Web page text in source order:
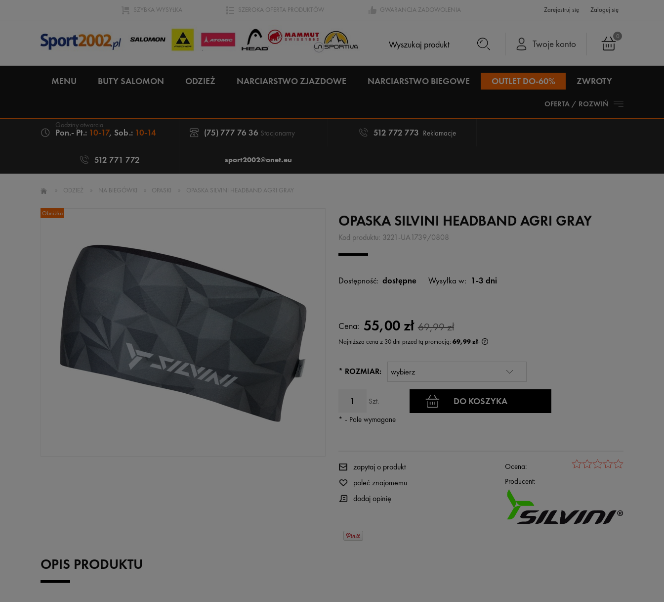
SZYBKA WYSYŁKA SZEROKA OFERTA PRODUKTÓW GWARANCJA ZADOWOLENIA Zarejestruj się Zaloguj się
0
Twoje konto
MENU BUTY SALOMON ODZIEŻ NARCIARSTWO ZJAZDOWE NARCIARSTWO BIEGOWE OUTLET DO-60% ZWROTY
OFERTA / ROZWIŃ
Pon.- Pt.: 10-17, Sob.: 10-14 (75) 777 76 36 Stacjonarny 512 772 773 Reklamacje
512 771 772 sport2002@onet.eu
» ODZIEŻ » NA BIEGÓWKI » OPASKI » OPASKA SILVINI HEADBAND AGRI GRAY
Obniżka OPASKA SILVINI HEADBAND AGRI GRAY
Kod produktu: 3221-UA1739/0808
Dostępność: dostępne Wysyłka w: 1-3 dni
Cena: 55,00 zł 69,99 zł
Najniższa cena z 30 dni przed tą promocją:69,99 zł
wyświetlana jest najniższa cena od momentu,
* ROZMIAR:
Szt. DO KOSZYKA
* - Pole wymagane
Ocena:
Producent:
zapytaj o produkt
poleć znajomemu
dodaj opinię
OPIS PRODUKTU